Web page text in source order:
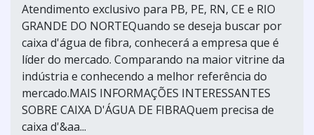
Atendimento exclusivo para PB, PE, RN, CE e RIO
GRANDE DO NORTEQuando se deseja buscar por
caixa d'água de fibra, conhecerá a empresa que é
líder do mercado. Comparando na maior vitrine da
indústria e conhecendo a melhor referência do
mercado.MAIS INFORMAÇÕES INTERESSANTES
SOBRE CAIXA D'ÁGUA DE FIBRAQuem precisa de
caixa d'&aa...